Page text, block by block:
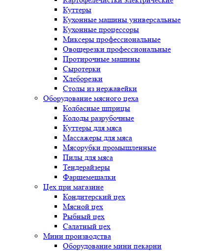
Куттеры
Кухонные машины универсальные
Кухонные процессоры
Миксеры профессиональные
Овощерезки профессиональные
Протирочные машины
Сыротерки
Хлеборезки
Столы из нержавейки
Оборудование мясного цеха
Колбасные шприцы
Колоды разрубочные
Куттеры для мяса
Массажеры для мяса
Мясорубки промышленные
Пилы для мяса
Тендерайзеры
Фаршемешалки
Цех при магазине
Кондитерский цех
Мясной цех
Рыбный цех
Салатный цех
Мини производства
Оборудование мини пекарни